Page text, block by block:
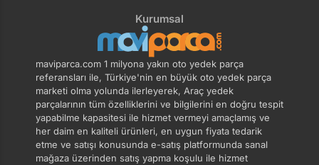
Kurumsal
maviparca.com 1 milyona yakın oto yedek parça
referansları ile, Türkiye'nin en büyük oto yedek parça
marketi olma yolunda ilerleyerek, Araç yedek
parçalarının tüm özelliklerini ve bilgilerini en doğru tespit
yapabilme kapasitesi ile hizmet vermeyi amaçlamış ve
her daim en kaliteli ürünleri, en uygun fiyata tedarik
etme ve satışı konusunda e-satış platformunda sanal
mağaza üzerinden satış yapma koşulu ile hizmet